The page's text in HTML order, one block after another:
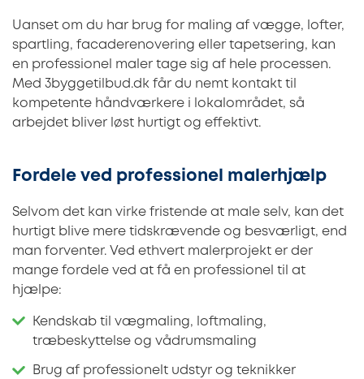
Uanset om du har brug for maling af vægge, lofter,
spartling, facaderenovering eller tapetsering, kan
en professionel maler tage sig af hele processen.
Med 3byggetilbud.dk får du nemt kontakt til
kompetente håndværkere i lokalområdet, så
arbejdet bliver løst hurtigt og effektivt.
Fordele ved professionel malerhjælp
Selvom det kan virke fristende at male selv, kan det
hurtigt blive mere tidskrævende og besværligt, end
man forventer. Ved ethvert malerprojekt er der
mange fordele ved at få en professionel til at
hjælpe:
Kendskab til vægmaling, loftmaling,
træbeskyttelse og vådrumsmaling
Brug af professionelt udstyr og teknikker